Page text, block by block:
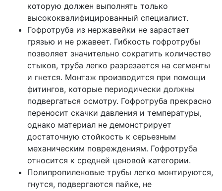
которую должен выполнять только
высококвалифицированный специалист.
Гофротруба из нержавейки не зарастает
грязью и не ржавеет. Гибкость гофротрубы
позволяет значительно сократить количество
стыков, труба легко разрезается на сегменты
и гнется. Монтаж производится при помощи
фитингов, которые периодически должны
подвергаться осмотру. Гофротруба прекрасно
переносит скачки давления и температуры,
однако материал не демонстрирует
достаточную стойкость к серьезным
механическим повреждениям. Гофротруба
относится к средней ценовой категории.
Полипропиленовые трубы легко монтируются,
гнутся, подвергаются пайке, не